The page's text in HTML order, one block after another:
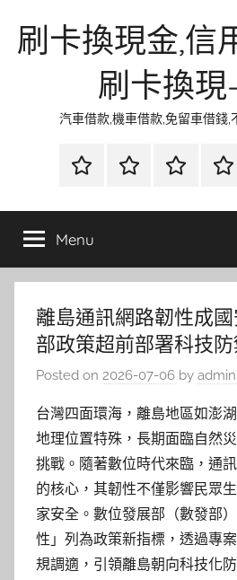
刷卡換現金,信
刷卡換
汽車借款,機車借款,免留車借錢,
首
當
金
網
資
流
時
Menu
離島通訊網路韌性成
部政策超前部署科技
Posted on 2026-07-06 by admin
台灣四面環海，離島地區如澎
地理位置特殊，長期面臨自然
挑戰。隨著數位時代來臨，通
的核心，其韌性不僅影響民眾
家安全。數位發展部（數發部
性」列為政策新指標，透過專
規調適，引領離島朝向科技化